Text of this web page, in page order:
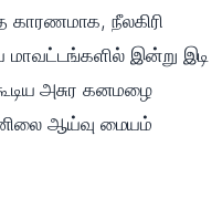
காரணமாக, நீலகிரி
மாவட்டங்களில் இன்று இடி
அசுர கனமழை
ஆய்வு மையம்